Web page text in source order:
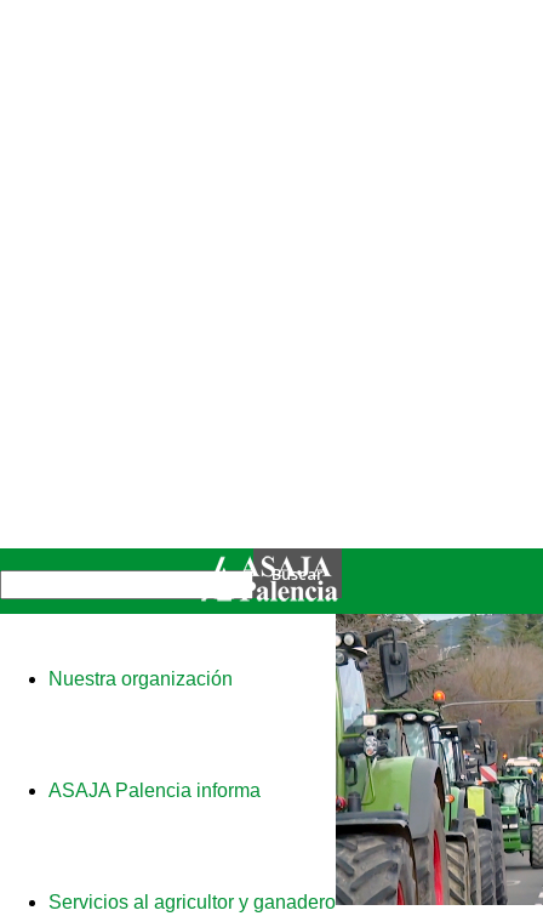
Nuestra organización
ASAJA Palencia informa
Servicios al agricultor y ganadero